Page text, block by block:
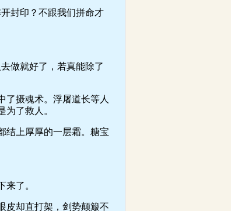
封印？不跟我们拼命才
做就好了，若真能除了
摄魂术。浮屠道长等人
了救人。
上厚厚的一层霜。糖宝
了。
却直打架，剑势颠簸不